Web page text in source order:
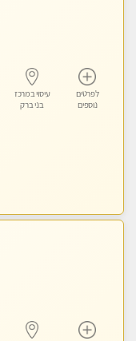
לפרטים
נוספים
עיסוי במרכז
בני ברק